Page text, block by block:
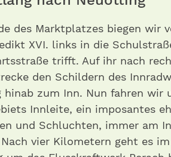
des Marktplatzes biegen wir
XVI. links in die
trifft. Auf ihr nach
den Schildern des
hinab zum Inn. Nun fahren wir
Innleite, ein imposantes
und Schluchten, immer am
vier Kilometern geht es